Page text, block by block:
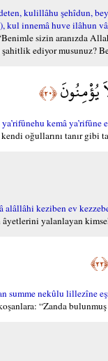
kulillâhu şehîdun,
kul innemâ huve ilâhun
sizin aranızda
ediyor musunuz?
يُؤْمِنُونَ﴿٢٠﴾
kemâ ya’rifûne
oğullarını tanır gibi
alâllâhi keziben ev
yalanlayan
﴿٢٢﴾
summe nekûlu lillezîne
“Zanda